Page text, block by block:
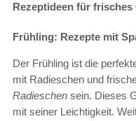
Rezeptideen für frisches
Frühling: Rezepte mit
Der Frühling ist die
mit Radieschen und
Radieschen sein. Dieses
mit seiner Leichtigkeit.